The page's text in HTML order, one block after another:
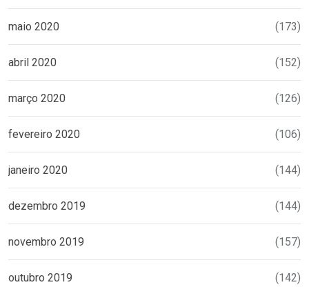
maio 2020 (173)
abril 2020 (152)
março 2020 (126)
fevereiro 2020 (106)
janeiro 2020 (144)
dezembro 2019 (144)
novembro 2019 (157)
outubro 2019 (142)